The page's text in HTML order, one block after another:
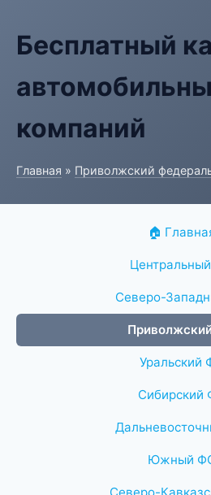
Бесплатный
компаний
Главная » Приволжский
🏠
Северо-
Уральский
Сибирский
Южный